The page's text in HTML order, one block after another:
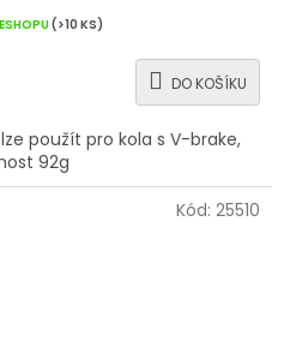
(>10 KS)
DO KOŠÍKU
použít pro kola s V-brake,
92g
Kód: 25510